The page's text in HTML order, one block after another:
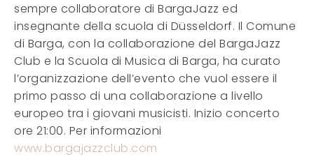
sempre collaboratore di BargaJazz ed
insegnante della scuola di Düsseldorf. Il Comune
di Barga, con la collaborazione del BargaJazz
Club e la Scuola di Musica di Barga, ha curato
l’organizzazione dell’evento che vuol essere il
primo passo di una collaborazione a livello
europeo tra i giovani musicisti. Inizio concerto
ore 21:00. Per informazioni
www.bargajazzclub.com